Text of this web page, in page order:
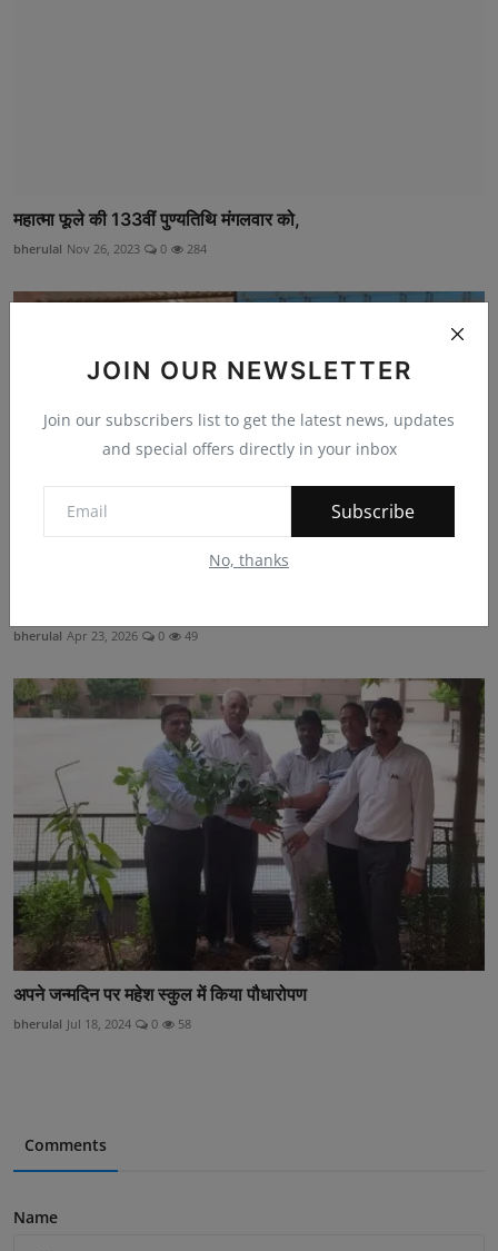
JOIN OUR NEWSLETTER
Join our subscribers list to get the latest news, updates
and special offers directly in your inbox
Subscribe
No, thanks
महात्मा फूले की 133वीं पुण्यतिथि मंगलवार को,
bherulal Nov 26, 2023 0 284
bherulal Apr 23, 2026 0 49
अपने जन्मदिन पर महेश स्कुल में किया पौधारोपण
bherulal Jul 18, 2024 0 58
Comments
Name